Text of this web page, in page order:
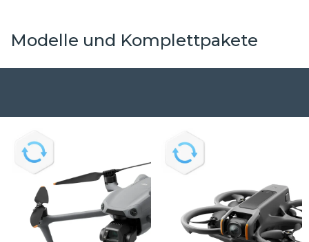
Modelle und Komplettpakete